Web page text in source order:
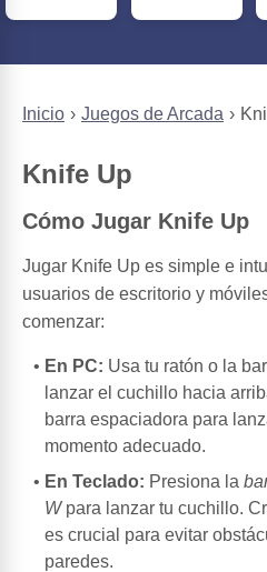
Inicio Juegos de Arcada
Knife Up
Cómo Jugar Knife Up
Jugar Knife Up es simple e
usuarios de escritorio y
comenzar:
En PC: Usa tu ratón o la
lanzar el cuchillo hacia
barra espaciadora para
momento adecuado.
En Teclado: Presiona la
Wpara lanzar tu cuchillo.
es crucial para evitar
paredes.